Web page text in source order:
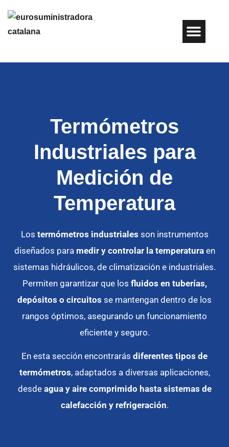
Termómetros
Industriales para
Medición de
Temperatura
Los termómetros industriales son instrumentos
diseñados para medir y controlar la temperaturaen
sistemas hidráulicos, de climatización e industriales.
Permiten garantizar que los fluidos en tuberías,
depósitos o circuitos se mantengan dentro de los
rangos óptimos, asegurando un funcionamiento
eficiente y seguro.
En esta sección encontrarás diferentes tipos de
termómetros, adaptados a diversas aplicaciones,
desde agua y aire comprimido hasta sistemas de
calefacción y refrigeración.